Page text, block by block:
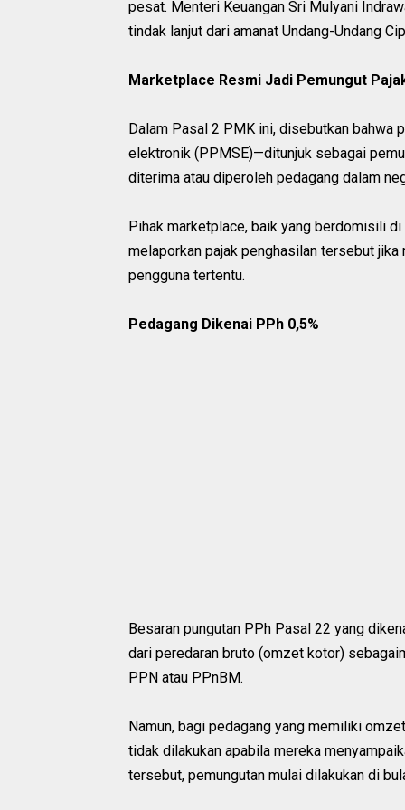
pesat. Menteri Keuangan Sri Mulyani
tindak lanjut dari amanat Undang-Undang
Marketplace Resmi Jadi Pemungut
Dalam Pasal 2 PMK ini, disebutkan
elektronik (PPMSE)—ditunjuk sebagai
diterima atau diperoleh pedagang dalam
Pihak marketplace, baik yang berdomisili
melaporkan pajak penghasilan tersebut
pengguna tertentu.
Pedagang Dikenai PPh 0,5%
Besaran pungutan PPh Pasal 22 yang
dari peredaran bruto (omzet kotor)
PPN atau PPnBM.
Namun, bagi pedagang yang memiliki
tidak dilakukan apabila mereka
tersebut, pemungutan mulai dilakukan di